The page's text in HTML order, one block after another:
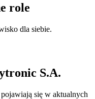
role
dla siebie.
S.A.
się w aktualnych